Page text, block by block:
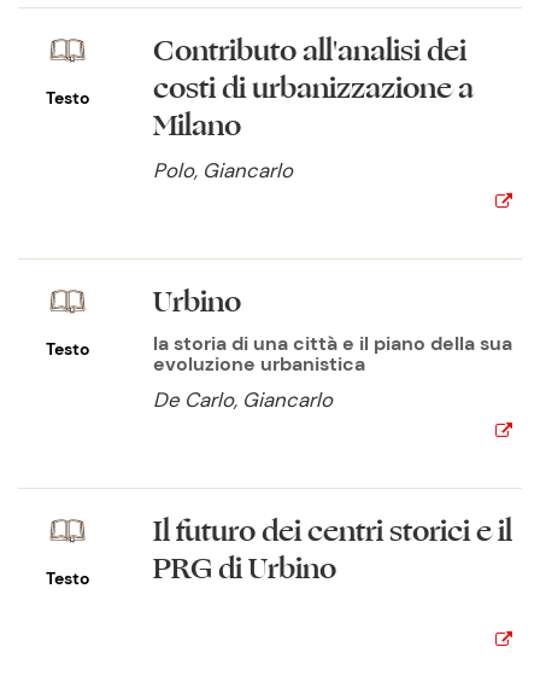
Testo
Contributo all'analisi dei
costi di urbanizzazione a
Milano
Polo, Giancarlo
Testo
Urbino
la storia di una città e il piano della sua
evoluzione urbanistica
De Carlo, Giancarlo
Testo
Il futuro dei centri storici e il
PRG di Urbino